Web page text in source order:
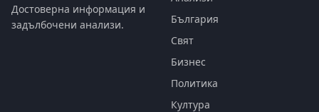
Достоверна информация и
задълбочени анализи.
България
Свят
Бизнес
Политика
Култура